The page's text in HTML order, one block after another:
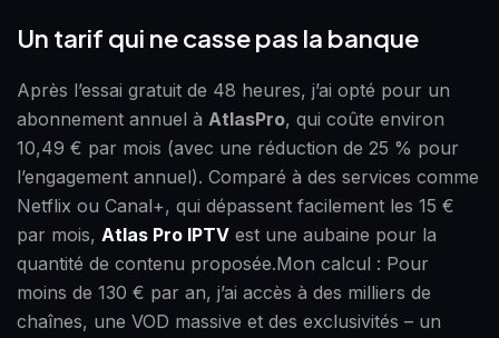
Un tarif qui ne casse pas la banque
Après l’essai gratuit de 48 heures, j’ai opté pour un
abonnement annuel à AtlasPro, qui coûte environ
10,49 € par mois (avec une réduction de 25 % pour
l’engagement annuel). Comparé à des services comme
Netflix ou Canal+, qui dépassent facilement les 15 €
par mois, Atlas Pro IPTV est une aubaine pour la
quantité de contenu proposée.Mon calcul : Pour
moins de 130 € par an, j’ai accès à des milliers de
chaînes, une VOD massive et des exclusivités – un